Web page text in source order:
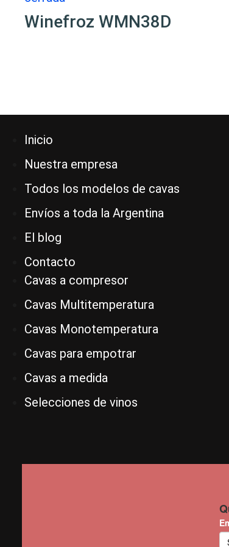
Winefroz WMN38D
Inicio
Nuestra empresa
Todos los modelos de cavas
Envíos a toda la Argentina
El blog
Contacto
Cavas a compresor
Cavas Multitemperatura
Cavas Monotemperatura
Cavas para empotrar
Cavas a medida
Selecciones de vinos